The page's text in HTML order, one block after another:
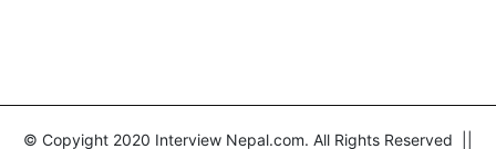
© Copyight 2020 Interview Nepal.com. All Rights Reserved ||